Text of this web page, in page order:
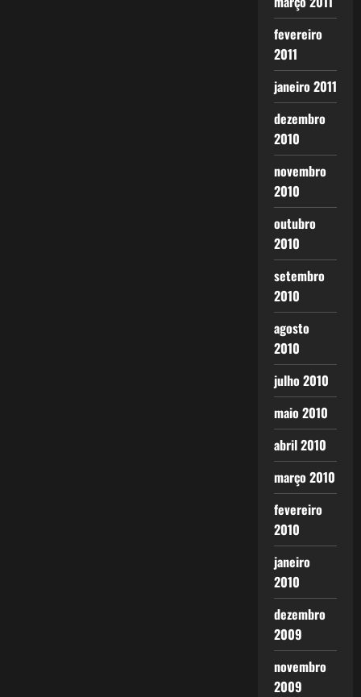
fevereiro
2011
janeiro 2011
dezembro
2010
novembro
2010
outubro
2010
setembro
2010
agosto
2010
julho 2010
maio 2010
abril 2010
março 2010
fevereiro
2010
janeiro
2010
dezembro
2009
novembro
2009